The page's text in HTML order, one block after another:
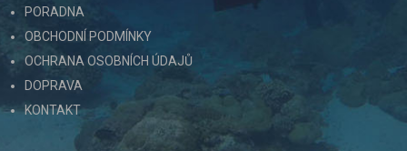
PORADNA
OBCHODNÍ PODMÍNKY
OCHRANA OSOBNÍCH ÚDAJŮ
DOPRAVA
KONTAKT